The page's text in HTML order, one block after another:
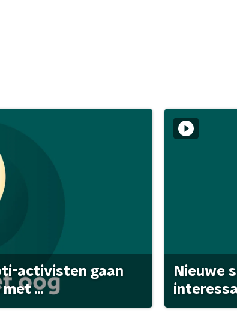
activisten gaan
...
Nieuwe